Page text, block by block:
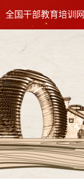
全国干部教育培训网